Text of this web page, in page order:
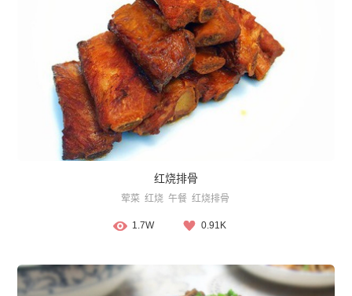
红烧排骨
荤菜 红烧 午餐 红烧排骨
1.7W 0.91K